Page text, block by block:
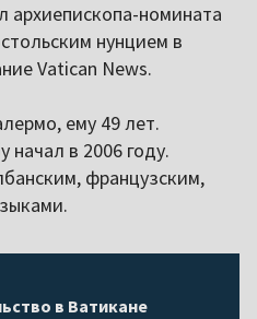
архиепископа-номината
нунцием в
Vatican News.
ему 49 лет.
в 2006 году.
французским,
в Ватикане